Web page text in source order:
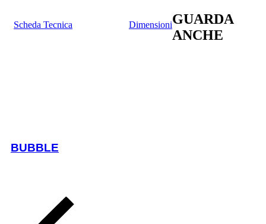
Scheda Tecnica DimensioniGUARDA
ANCHE
BUBBLE